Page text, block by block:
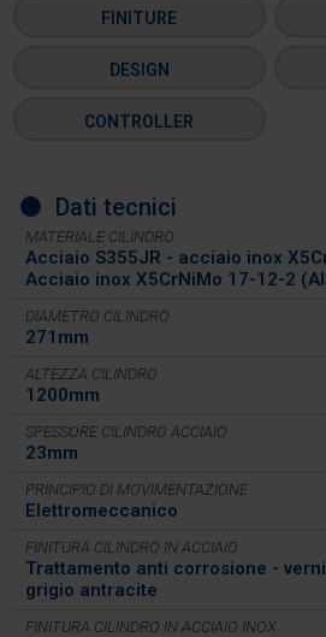
FINITURE
DESIGN
CONTROLLER
Dati tecnici
MATERIALE CILINDRO
Acciaio S355JR - acciaio inox
Acciaio inox X5CrNiMo 17-12-2
DIAMETRO CILINDRO
271mm
ALTEZZA CILINDRO
1200mm
SPESSORE CILINDRO ACCIAIO
23mm
PRINCIPIO DI MOVIMENTAZIONE
Elettromeccanico
FINITURA CILINDRO IN ACCIAIO
Trattamento anti corrosione -
grigio antracite
FINITURA CILINDRO IN ACCIAIO INOX